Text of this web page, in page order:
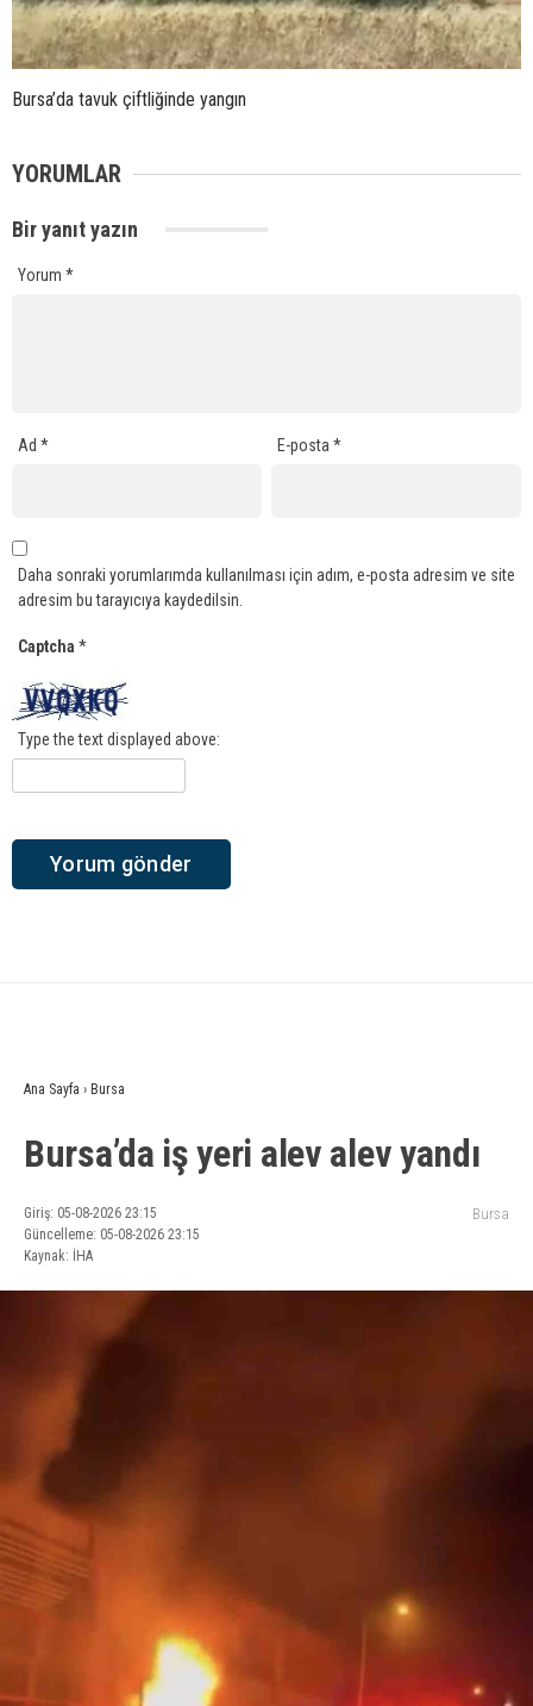
Bursa’da tavuk çiftliğinde yangın
YORUMLAR
Bir yanıt yazın
Yorum *
Ad * E-posta*
Daha sonraki yorumlarımda kullanılması için adım, e-posta adresim ve site
adresim bu tarayıcıya kaydedilsin.
Captcha *
Type the text displayed above:
Ana Sayfa › Bursa
Bursa’da iş yeri alev alev yandı
Giriş: 05-08-2026 23:15
Güncelleme: 05-08-2026 23:15
Kaynak: İHA
Bursa